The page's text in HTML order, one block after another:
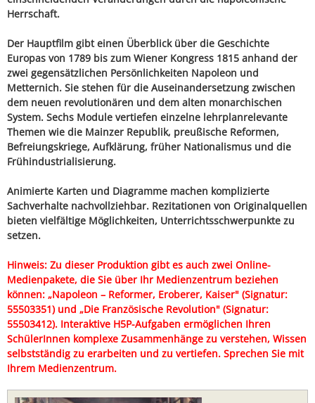
Herrschaft.
Der Hauptfilm gibt einen Überblick über die Geschichte
Europas von 1789 bis zum Wiener Kongress 1815 anhand der
zwei gegensätzlichen Persönlichkeiten Napoleon und
Metternich. Sie stehen für die Auseinandersetzung zwischen
dem neuen revolutionären und dem alten monarchischen
System. Sechs Module vertiefen einzelne lehrplanrelevante
Themen wie die Mainzer Republik, preußische Reformen,
Befreiungskriege, Aufklärung, früher Nationalismus und die
Frühindustrialisierung.
Animierte Karten und Diagramme machen komplizierte
Sachverhalte nachvollziehbar. Rezitationen von Originalquellen
bieten vielfältige Möglichkeiten, Unterrichtsschwerpunkte zu
setzen.
Hinweis: Zu dieser Produktion gibt es auch zwei Online-
Medienpakete, die Sie über Ihr Medienzentrum beziehen
können: „Napoleon – Reformer, Eroberer, Kaiser" (Signatur:
55503351) und „Die Französische Revolution" (Signatur:
55503412). Interaktive H5P-Aufgaben ermöglichen Ihren
SchülerInnen komplexe Zusammenhänge zu verstehen, Wissen
selbstständig zu erarbeiten und zu vertiefen. Sprechen Sie mit
Ihrem Medienzentrum.